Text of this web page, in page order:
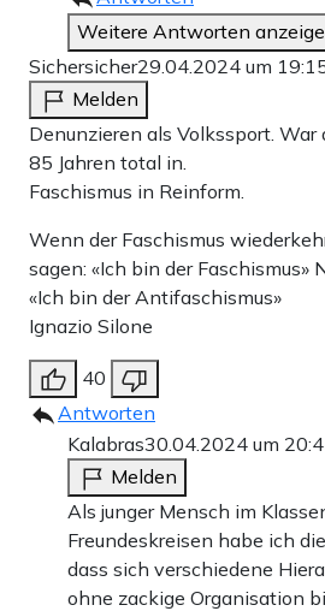
Weitere Antworten
Sichersicher29.04.2024 um
Melden
Denunzieren als Volkssport. War
85 Jahren total in.
Faschismus in Reinform.
Wenn der Faschismus
sagen: «Ich bin der Faschismus»
«Ich bin der Antifaschismus»
Ignazio Silone
40
Antworten
Kalabras30.04.2024 um
Melden
Als junger Mensch im
Freundeskreisen habe ich
dass sich verschiedene
ohne zackige Organisation